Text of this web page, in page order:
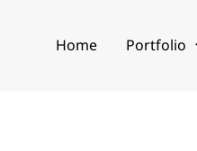
Home Portfolio